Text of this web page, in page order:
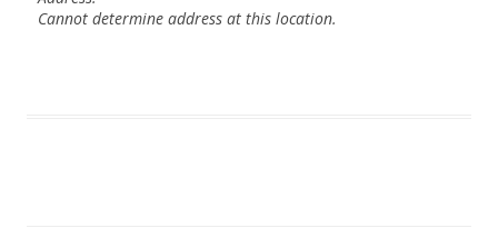
Cannot determine address at this location.